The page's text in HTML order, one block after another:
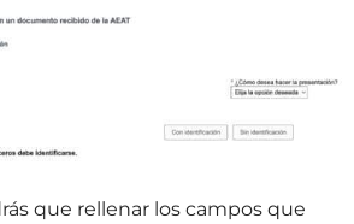
que rellenar los campos que